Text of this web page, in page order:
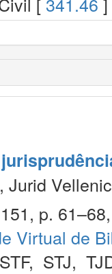
Jurid
p.
Virtual de
STF, STJ,